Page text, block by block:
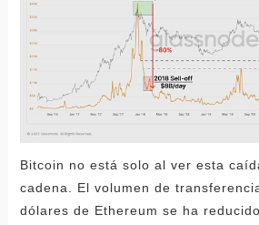
Bitcoin no está solo al ver esta
cadena. El volumen de
dólares de Ethereum se ha